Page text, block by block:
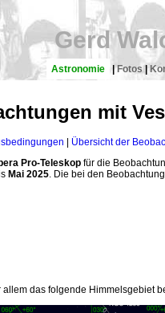
Gerd
Astronomie |Fotos|
mit
Übersicht der
Pro-Teleskop für die
Mai 2025. Die bei den
das folgende Himmelsgebiet